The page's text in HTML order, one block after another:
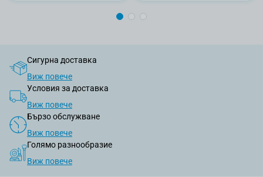
Сигурна доставка
Виж повече
Условия за доставка
Виж повече
Бързо обслужване
Виж повече
Голямо разнообразие
Виж повече